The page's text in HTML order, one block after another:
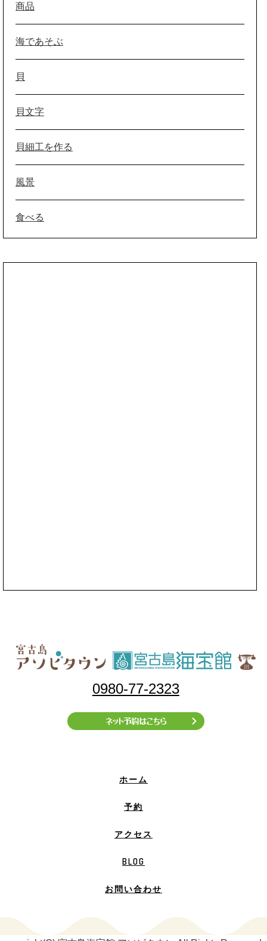
商品
海であそぶ
貝
貝文字
貝細工を作る
風景
食べる
0980-77-2323
ホーム
予約
アクセス
BLOG
お問い合わせ